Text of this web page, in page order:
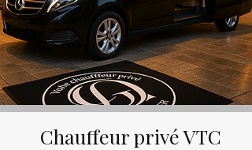
Chauffeur privé VTC